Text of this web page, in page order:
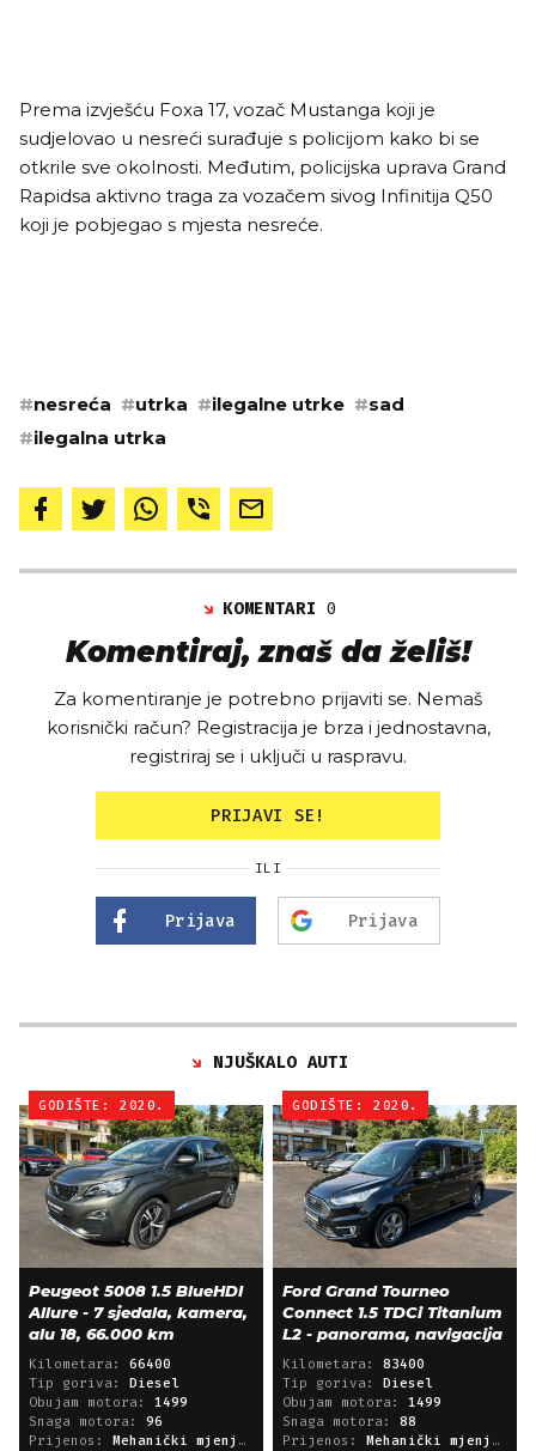
Prema izvješću Foxa 17, vozač Mustanga koji je
sudjelovao u nesreći surađuje s policijom kako bi se
otkrile sve okolnosti. Međutim, policijska uprava Grand
Rapidsa aktivno traga za vozačem sivog Infinitija Q50
koji je pobjegao s mjesta nesreće.
#nesreća #utrka #ilegalne utrke #sad
#ilegalna utrka
KOMENTARI0
Komentiraj, znaš da želiš!
Za komentiranje je potrebno prijaviti se. Nemaš
korisnički račun? Registracija je brza i jednostavna,
registriraj se i uključi u raspravu.
PRIJAVI SE!
ILI
Prijava Prijava
NJUŠKALO AUTI
GODIŠTE: 2020.
Peugeot 5008 1.5 BlueHDI
Allure - 7 sjedala, kamera,
alu 18, 66.000 km
Kilometara: 66400
Tip goriva:
Diesel
Obujam motora: 1499
Snaga motora: 96
Prijenos:
Mehanički mjenjač
GODIŠTE: 2020.
Ford Grand Tourneo
Connect 1.5 TDCi Titanium
L2 - panorama, navigacija
Kilometara: 83400
Tip goriva:
Diesel
Obujam motora: 1499
Snaga motora: 88
Prijenos:
Mehanički mjenjač